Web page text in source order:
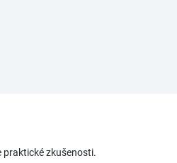
praktické zkušenosti.